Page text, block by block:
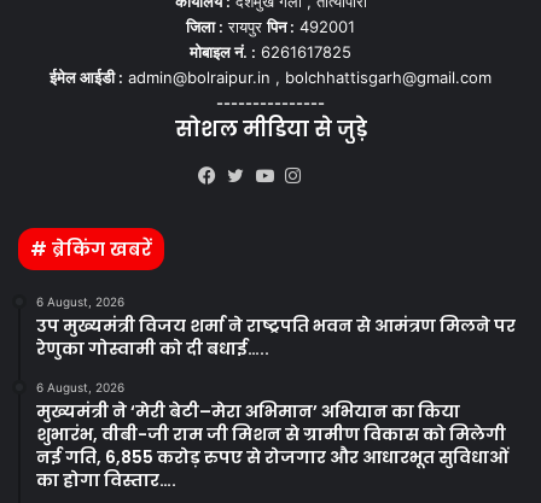
जिला : रायपुरपिन : 492001
मोबाइल नं. : 6261617825
ईमेल आईडी : admin@bolraipur.in , bolchhattisgarh@gmail.com
---------------
सोशल मीडिया से जुड़े
# ब्रेकिंग खबरें
6 August, 2026
उप मुख्यमंत्री विजय शर्मा ने राष्ट्रपति भवन से आमंत्रण मिलने पर
रेणुका गोस्वामी को दी बधाई…..
6 August, 2026
मुख्यमंत्री ने ‘मेरी बेटी–मेरा अभिमान’ अभियान का किया
शुभारंभ, वीबी-जी राम जी मिशन से ग्रामीण विकास को मिलेगी
नई गति, 6,855 करोड़ रुपए से रोजगार और आधारभूत सुविधाओं
का होगा विस्तार….